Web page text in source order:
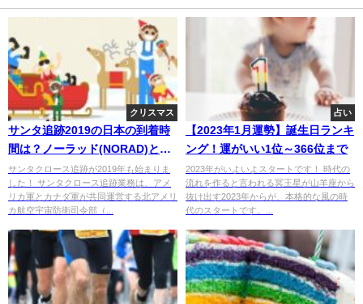
クリスマス
サンタ追跡2019の日本の到着時
間は？ノーラッド(NORAD)と
Googleで調査！
サンタクロース追跡が2019年も始まりま
した！ サンタクロース追跡業務は、アメ
リカ軍とカナダ軍が共同運営する北アメリ
カ航空宇宙防衛司令部（...
占い
【2023年1月運勢】誕生日ランキ
ング！運がいい1位～366位まで
2023年がいよいよスタートです！ 時代の
流れを作ると言われる冥王星が山羊座から
抜け出す2023年からが、本格的な風の時
代のスタートです。...